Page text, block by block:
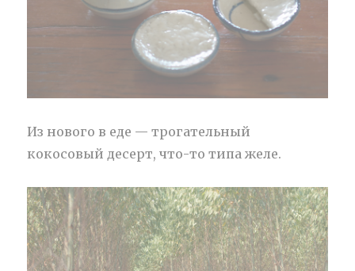
Из нового в еде — трогательный
кокосовый десерт, что-то типа желе.